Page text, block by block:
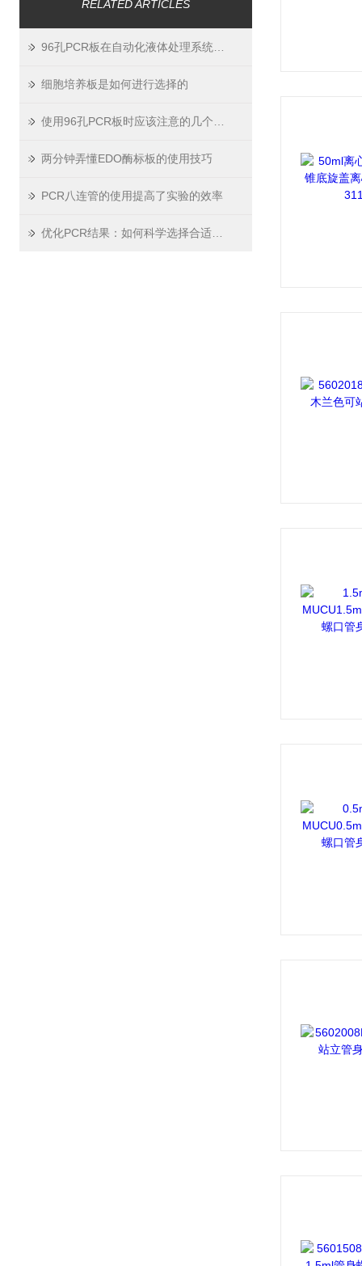
RELATED ARTICLES
细胞培养板是如何进行选择的
两分钟弄懂EDO酶标板的使用技巧
PCR八连管的使用提高了实验的效率